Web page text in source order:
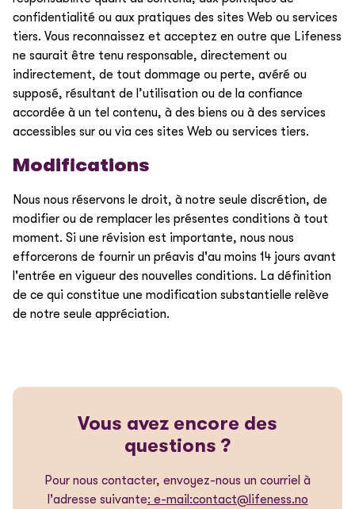
confidentialité ou aux pratiques des sites Web ou services
tiers. Vous reconnaissez et acceptez en outre que Lifeness
ne saurait être tenu responsable, directement ou
indirectement, de tout dommage ou perte, avéré ou
supposé, résultant de l’utilisation ou de la confiance
accordée à un tel contenu, à des biens ou à des services
accessibles sur ou via ces sites Web ou services tiers.
Modifications
Nous nous réservons le droit, à notre seule discrétion, de
modifier ou de remplacer les présentes conditions à tout
moment. Si une révision est importante, nous nous
efforcerons de fournir un préavis d'au moins 14 jours avant
l'entrée en vigueur des nouvelles conditions. La définition
de ce qui constitue une modification substantielle relève
de notre seule appréciation.
Vous avez encore des
questions ?
Pour nous contacter, envoyez-nous un courriel à
l'adresse suivante: e-mail:contact@lifeness.no